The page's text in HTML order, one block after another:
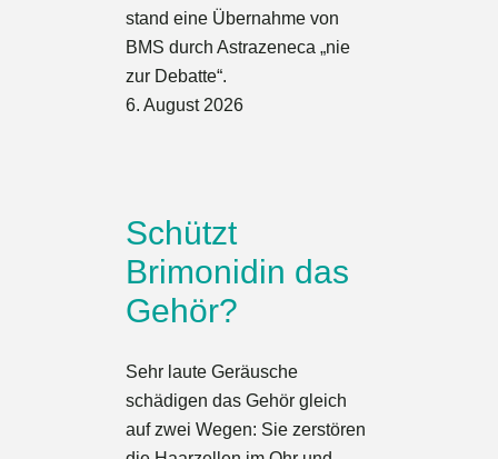
stand eine Übernahme von
BMS durch Astrazeneca „nie
zur Debatte“.
6. August 2026
Schützt
Brimonidin das
Gehör?
Sehr laute Geräusche
schädigen das Gehör gleich
auf zwei Wegen: Sie zerstören